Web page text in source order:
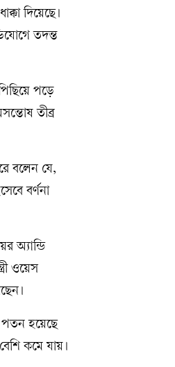
দিয়েছে।
তদন্ত
পড়ে
তীব্র
বলেন যে,
বর্ণনা
অ্যান্ডি
ওয়েস
পতন হয়েছে
কমে যায়।